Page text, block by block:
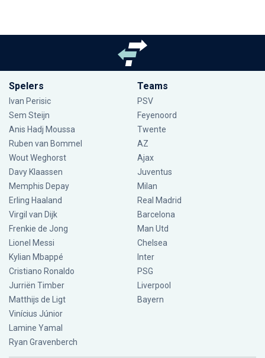
Spelers
Ivan Perisic
Sem Steijn
Anis Hadj Moussa
Ruben van Bommel
Wout Weghorst
Davy Klaassen
Memphis Depay
Erling Haaland
Virgil van Dijk
Frenkie de Jong
Lionel Messi
Kylian Mbappé
Cristiano Ronaldo
Jurriën Timber
Matthijs de Ligt
Vinícius Júnior
Lamine Yamal
Ryan Gravenberch
Teams
PSV
Feyenoord
Twente
AZ
Ajax
Juventus
Milan
Real Madrid
Barcelona
Man Utd
Chelsea
Inter
PSG
Liverpool
Bayern